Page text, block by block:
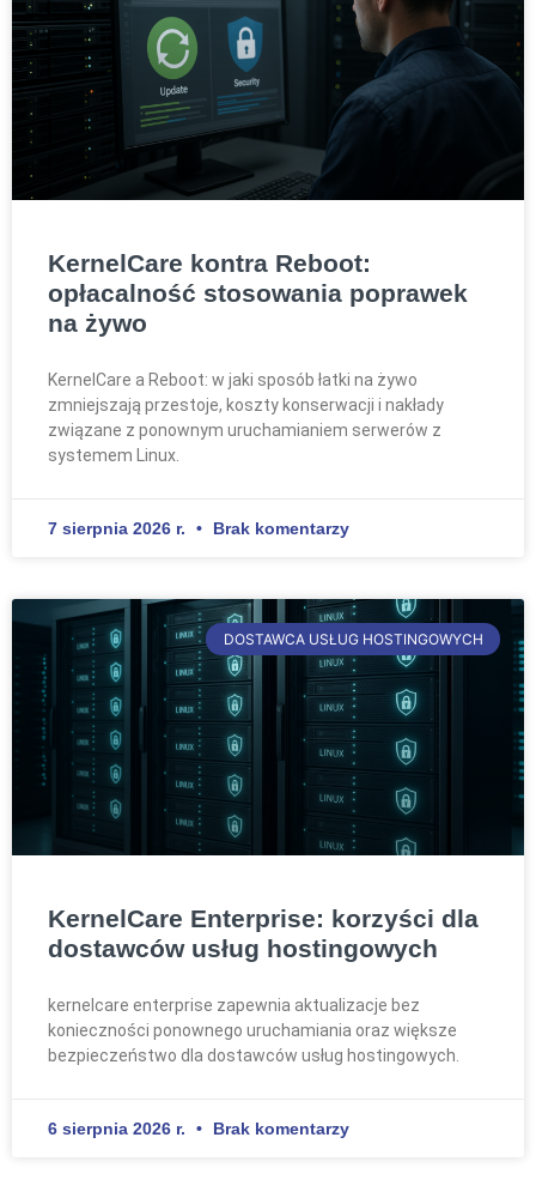
KernelCare kontra Reboot:
opłacalność stosowania poprawek
na żywo
KernelCare a Reboot: w jaki sposób łatki na żywo
zmniejszają przestoje, koszty konserwacji i nakłady
związane z ponownym uruchamianiem serwerów z
systemem Linux.
7 sierpnia 2026 r. Brak komentarzy
DOSTAWCA USŁUG HOSTINGOWYCH
KernelCare Enterprise: korzyści dla
dostawców usług hostingowych
kernelcare enterprise zapewnia aktualizacje bez
konieczności ponownego uruchamiania oraz większe
bezpieczeństwo dla dostawców usług hostingowych.
6 sierpnia 2026 r. Brak komentarzy